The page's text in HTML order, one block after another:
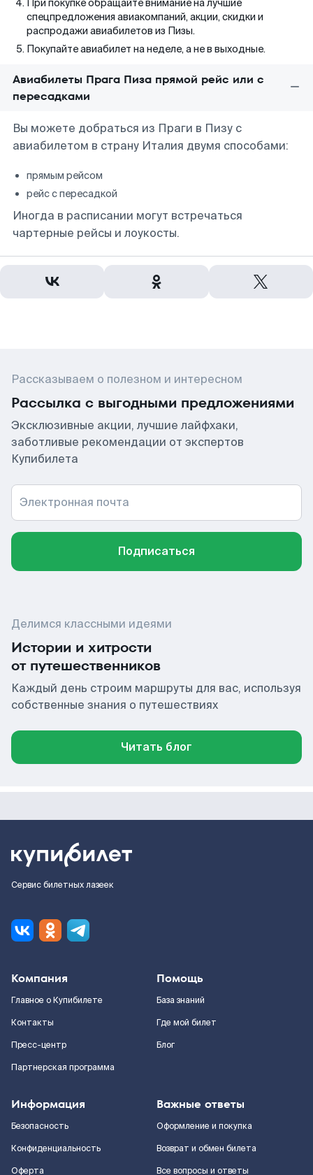
При покупке обращайте внимание на лучшие
спецпредложения авиакомпаний, акции, скидки и
распродажи авиабилетов из Пизы.
Покупайте авиабилет на неделе, а не в выходные.
Авиабилеты Прага Пиза прямой рейс или с
пересадками
Вы можете добраться из Праги в Пизу с
авиабилетом в страну Италия двумя способами:
прямым рейсом
рейс с пересадкой
Иногда в расписании могут встречаться
чартерные рейсы и лоукосты.
Рассказываем о полезном и интересном
Рассылка с выгодными предложениями
Эксклюзивные акции, лучшие лайфхаки,
заботливые рекомендации от экспертов
Купибилета
Электронная почта
Подписаться
Делимся классными идеями
Истории и хитрости
от путешественников
Каждый день строим маршруты для вас, используя
собственные знания о путешествиях
Читать блог
Сервис билетных лазеек
Компания
Главное о Купибилете
Контакты
Пресс-центр
Партнерская программа
Помощь
База знаний
Где мой билет
Блог
Информация
Безопасность
Конфиденциальность
Оферта
Важные ответы
Оформление и покупка
Возврат и обмен билета
Все вопросы и ответы